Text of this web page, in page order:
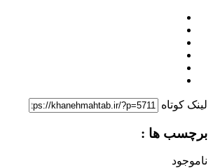
لینک کوتاه
برچسب ها :
ناموجود